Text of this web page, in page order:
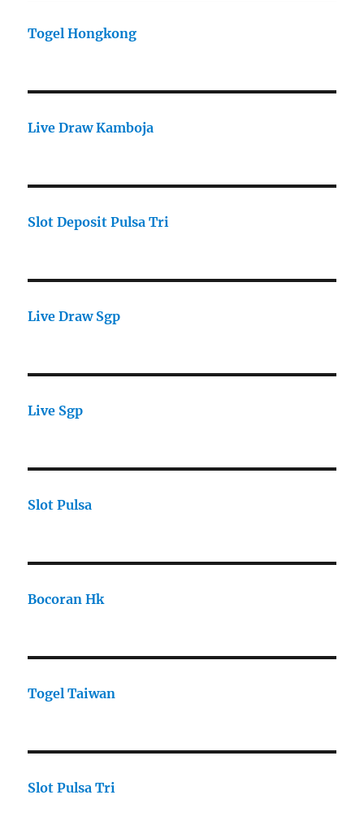
Togel Hongkong
Live Draw Kamboja
Slot Deposit Pulsa Tri
Live Draw Sgp
Live Sgp
Slot Pulsa
Bocoran Hk
Togel Taiwan
Slot Pulsa Tri